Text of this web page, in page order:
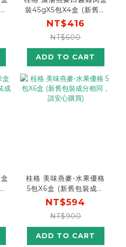
)
裝45gX5包X4盒 (新舊包
裝成分相同，請安心購買)
NT$416
NT$600
ADD TO CART
)
桂格 美味燕麥-水果優格
5包X6盒 (新舊包裝成分
相同，請安心購買)
NT$594
NT$900
ADD TO CART